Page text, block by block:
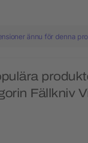
ännu för denna
Fällkniv